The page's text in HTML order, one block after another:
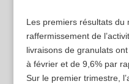
Les premiers résultats du
raffermissement de
livraisons de granulats
à février et de 9,6% par
Sur le premier trimestre,